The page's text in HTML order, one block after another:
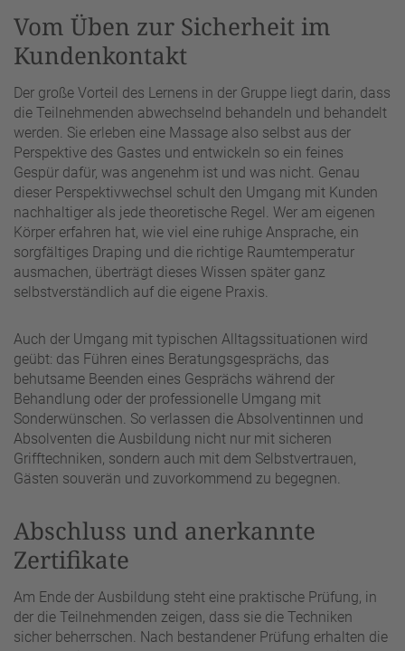
Vom Üben zur Sicherheit im
Kundenkontakt
Der große Vorteil des Lernens in der Gruppe liegt darin, dass
die Teilnehmenden abwechselnd behandeln und behandelt
werden. Sie erleben eine Massage also selbst aus der
Perspektive des Gastes und entwickeln so ein feines
Gespür dafür, was angenehm ist und was nicht. Genau
dieser Perspektivwechsel schult den Umgang mit Kunden
nachhaltiger als jede theoretische Regel. Wer am eigenen
Körper erfahren hat, wie viel eine ruhige Ansprache, ein
sorgfältiges Draping und die richtige Raumtemperatur
ausmachen, überträgt dieses Wissen später ganz
selbstverständlich auf die eigene Praxis.
Auch der Umgang mit typischen Alltagssituationen wird
geübt: das Führen eines Beratungsgesprächs, das
behutsame Beenden eines Gesprächs während der
Behandlung oder der professionelle Umgang mit
Sonderwünschen. So verlassen die Absolventinnen und
Absolventen die Ausbildung nicht nur mit sicheren
Grifftechniken, sondern auch mit dem Selbstvertrauen,
Gästen souverän und zuvorkommend zu begegnen.
Abschluss und anerkannte
Zertifikate
Am Ende der Ausbildung steht eine praktische Prüfung, in
der die Teilnehmenden zeigen, dass sie die Techniken
sicher beherrschen. Nach bestandener Prüfung erhalten die